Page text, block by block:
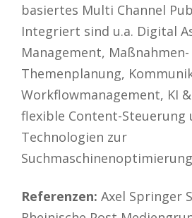
basiertes Multi Channel
Integriert sind u.a. Digital
Management, Maßnahmen-
Themenplanung,
Workflowmanagement, KI
flexible Content-Steuerung
Technologien zur
Suchmaschinenoptimierung
Referenzen: Axel Springer